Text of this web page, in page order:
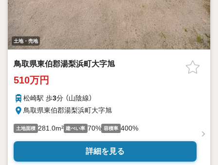
土地・売地
鳥取県東伯郡湯梨浜町大字旭
510万円
松崎駅 歩3分 （山陰線）
鳥取県東伯郡湯梨浜町大字旭
土地面積 281.0m² 建ぺい率 70% 容積率 400%
詳細を見る